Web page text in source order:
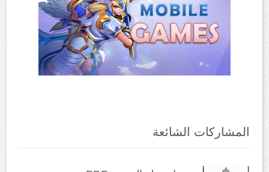
المشاركات الشائعة